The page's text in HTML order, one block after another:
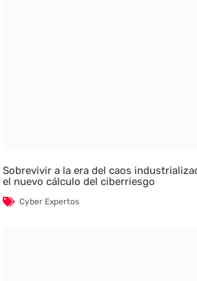
Sobrevivir a la era del caos
el nuevo cálculo del ciberriesgo
Cyber Expertos